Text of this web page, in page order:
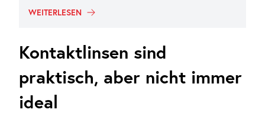
WEITERLESEN
Kontaktlinsen sind
praktisch, aber nicht immer
ideal